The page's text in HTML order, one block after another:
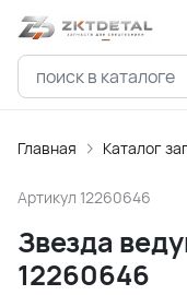
Главная Каталог
Артикул 12260646
Звезда
12260646